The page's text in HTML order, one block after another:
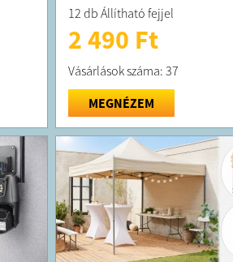
12 db Állítható fejjel
2 490 Ft
Vásárlások száma: 37
MEGNÉZEM